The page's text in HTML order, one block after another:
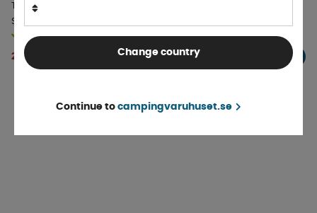
Truma Vattenanslutningsset
Slangnippel 10mm
Finns i lager
2 158 kr KÖP!
Finns i lager
828 kr
Change country
Continue to campingvaruhuset.se